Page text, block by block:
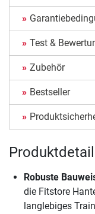
Test &
Zubehör
Bestseller
Robuste
die Fitstore
langlebiges